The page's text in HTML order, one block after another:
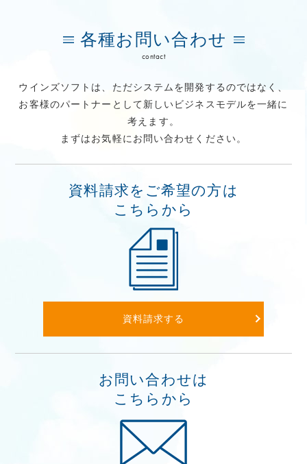
各種お問い合わせ
contact
ウインズソフトは、ただシステムを開発するのではなく、
お客様のパートナーとして新しいビジネスモデルを一緒に
考えます。
まずはお気軽にお問い合わせください。
資料請求をご希望の方は
こちらから
資料請求する
お問い合わせは
こちらから